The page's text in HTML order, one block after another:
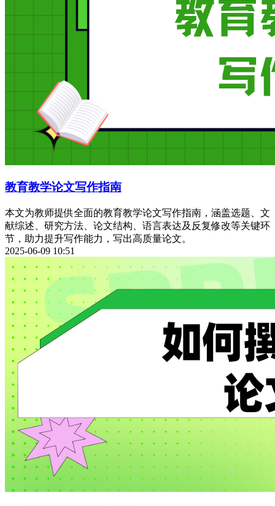
教育教学论文写作指南
本文为教师提供全面的教育教学论文写作指南，涵盖选题、文
献综述、研究方法、论文结构、语言表达及反复修改等关键环
节，助力提升写作能力，写出高质量论文。
2025-06-09 10:51